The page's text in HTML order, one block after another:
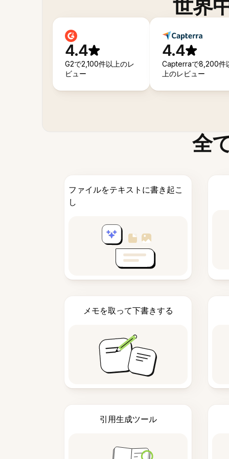
世界
4.4
G2で2,100件以上のレ
ビュー
4.4
Capterraで8,200件
上のレビュー
全
ファイルをテキストに書き起こ
し
メモを取って下書きする
引用生成ツール